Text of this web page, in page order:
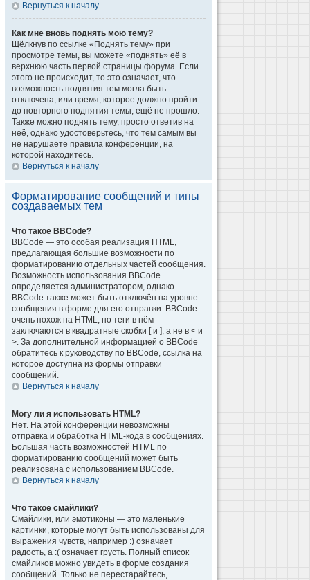
Вернуться к началу
Как мне вновь поднять мою тему?
Щёлкнув по ссылке «Поднять тему» при
просмотре темы, вы можете «поднять» её в
верхнюю часть первой страницы форума. Если
этого не происходит, то это означает, что
возможность поднятия тем могла быть
отключена, или время, которое должно пройти
до повторного поднятия темы, ещё не прошло.
Также можно поднять тему, просто ответив на
неё, однако удостоверьтесь, что тем самым вы
не нарушаете правила конференции, на
которой находитесь.
Вернуться к началу
Форматирование сообщений и типы
создаваемых тем
Что такое BBCode?
BBCode — это особая реализация HTML,
предлагающая большие возможности по
форматированию отдельных частей сообщения.
Возможность использования BBCode
определяется администратором, однако
BBCode также может быть отключён на уровне
сообщения в форме для его отправки. BBCode
очень похож на HTML, но теги в нём
заключаются в квадратные скобки [ и ], а не в < и
>. За дополнительной информацией о BBCode
обратитесь к руководству по BBCode, ссылка на
которое доступна из формы отправки
сообщений.
Вернуться к началу
Могу ли я использовать HTML?
Нет. На этой конференции невозможны
отправка и обработка HTML-кода в сообщениях.
Большая часть возможностей HTML по
форматированию сообщений может быть
реализована с использованием BBCode.
Вернуться к началу
Что такое смайлики?
Смайлики, или эмотиконы — это маленькие
картинки, которые могут быть использованы для
выражения чувств, например :) означает
радость, а :( означает грусть. Полный список
смайликов можно увидеть в форме создания
сообщений. Только не перестарайтесь,